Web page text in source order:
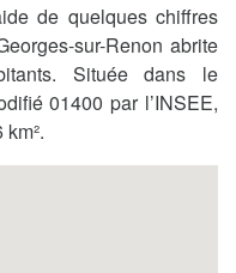
de quelques chiffres
sur-Renon abrite
Située dans le
01400 par l’INSEE,